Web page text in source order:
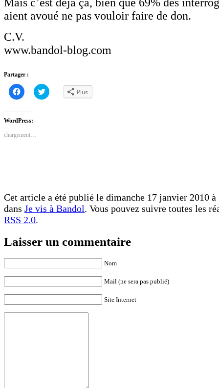
aient avoué ne pas vouloir faire de don.
C.V.
www.bandol-blog.com
Partager :
Cliquez
pour
partager
Facebook(ouvre
dans
une
fenêtre)
Cliquez
pour Plus
WordPress:
chargement…
Cet article a été publié le dimanche 17 janvier 2010 à
dans Je vis à Bandol. Vous pouvez suivre toutes les
RSS 2.0.
Laisser un commentaire
Nom
Mail (ne sera pas publié)
Site Internet